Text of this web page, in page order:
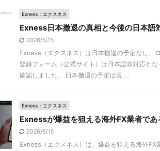
Exness：エクスネス
Exness日本撤退の真相と今後の日本語
2026/5/15
Exness（エクスネス）は日本撤退の予定なし、
登録フォーム（公式サイト）は日本語非対応と
確認しました。 日本撤退の予定は現 ...
Exness：エクスネス
Exnessが爆益を狙える海外FX業者であ
2026/5/15
Exness（エクスネス）は、爆益を狙える海外FX